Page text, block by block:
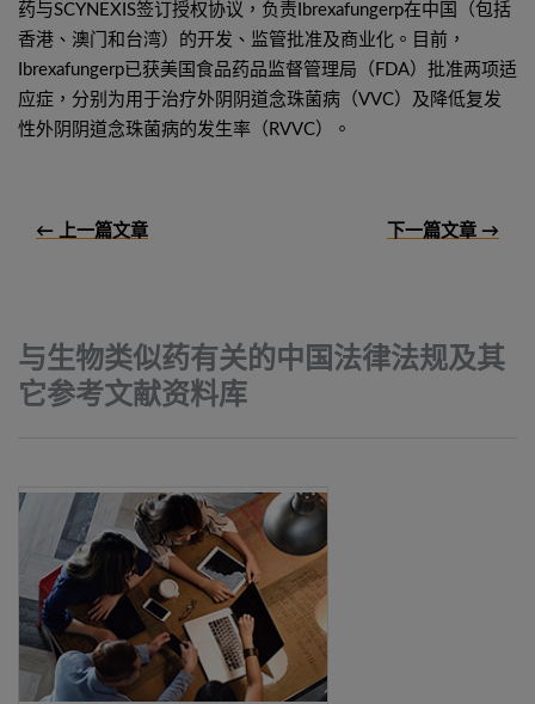
药与SCYNEXIS签订授权协议，负责Ibrexafungerp在中国（包括
香港、澳门和台湾）的开发、监管批准及商业化。目前，
Ibrexafungerp已获美国食品药品监督管理局（FDA）批准两项适
应症，分别为用于治疗外阴阴道念珠菌病（VVC）及降低复发
性外阴阴道念珠菌病的发生率（RVVC）。
← 上一篇文章 下一篇文章 →
与生物类似药有关的中国法律法规及其
它参考文献资料库